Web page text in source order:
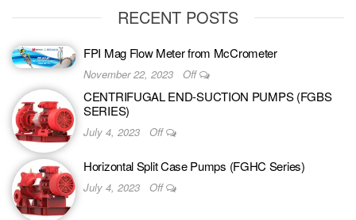
RECENT POSTS
FPI Mag Flow Meter from McCrometer
November 22, 2023 Off
CENTRIFUGAL END-SUCTION PUMPS (FGBS
SERIES)
July 4, 2023 Off
Horizontal Split Case Pumps (FGHC Series)
July 4, 2023 Off